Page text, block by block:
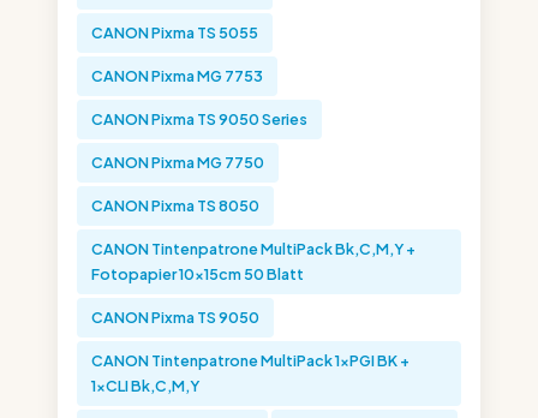
CANON Pixma TS 5055
CANON Pixma MG 7753
CANON Pixma TS 9050 Series
CANON Pixma MG 7750
CANON Pixma TS 8050
CANON Tintenpatrone MultiPack Bk,C,M,Y +
Fotopapier 10x15cm 50 Blatt
CANON Pixma TS 9050
CANON Tintenpatrone MultiPack 1xPGI BK +
1xCLI Bk,C,M,Y